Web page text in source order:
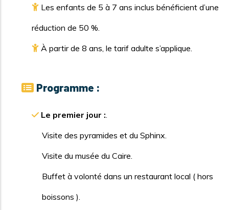
Les enfants de 5 à 7 ans inclus bénéficient d’une
réduction de 50 %.
À partir de 8 ans, le tarif adulte s’applique.
Programme :
Le premier jour :.
Visite des pyramides et du Sphinx.
Visite du musée du Caire.
Buffet à volonté dans un restaurant local ( hors
boissons ).